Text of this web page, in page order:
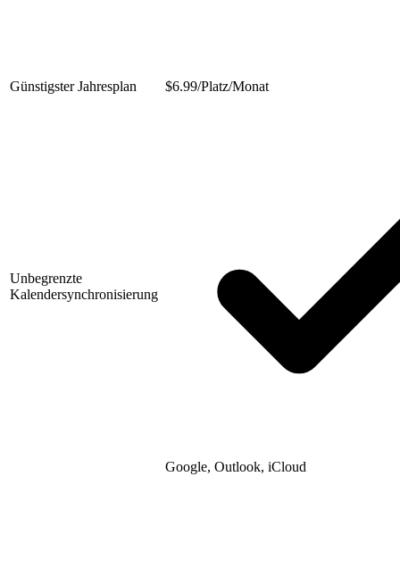
Günstigster Jahresplan $6.99/Platz/Monat
Unbegrenzte
Kalendersynchronisierung
Google, Outlook, iCloud